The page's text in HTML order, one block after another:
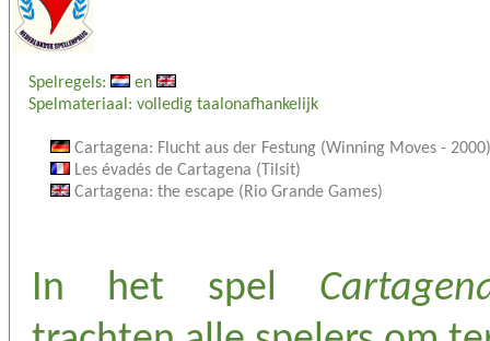
Spelregels:
en
Spelmateriaal: volledig taalonafhankelijk
Cartagena: Flucht aus der Festung (Winning Moves - 2000)
Les évadés de Cartagena (Tilsit)
Cartagena: the escape (Rio Grande Games)
In het spel